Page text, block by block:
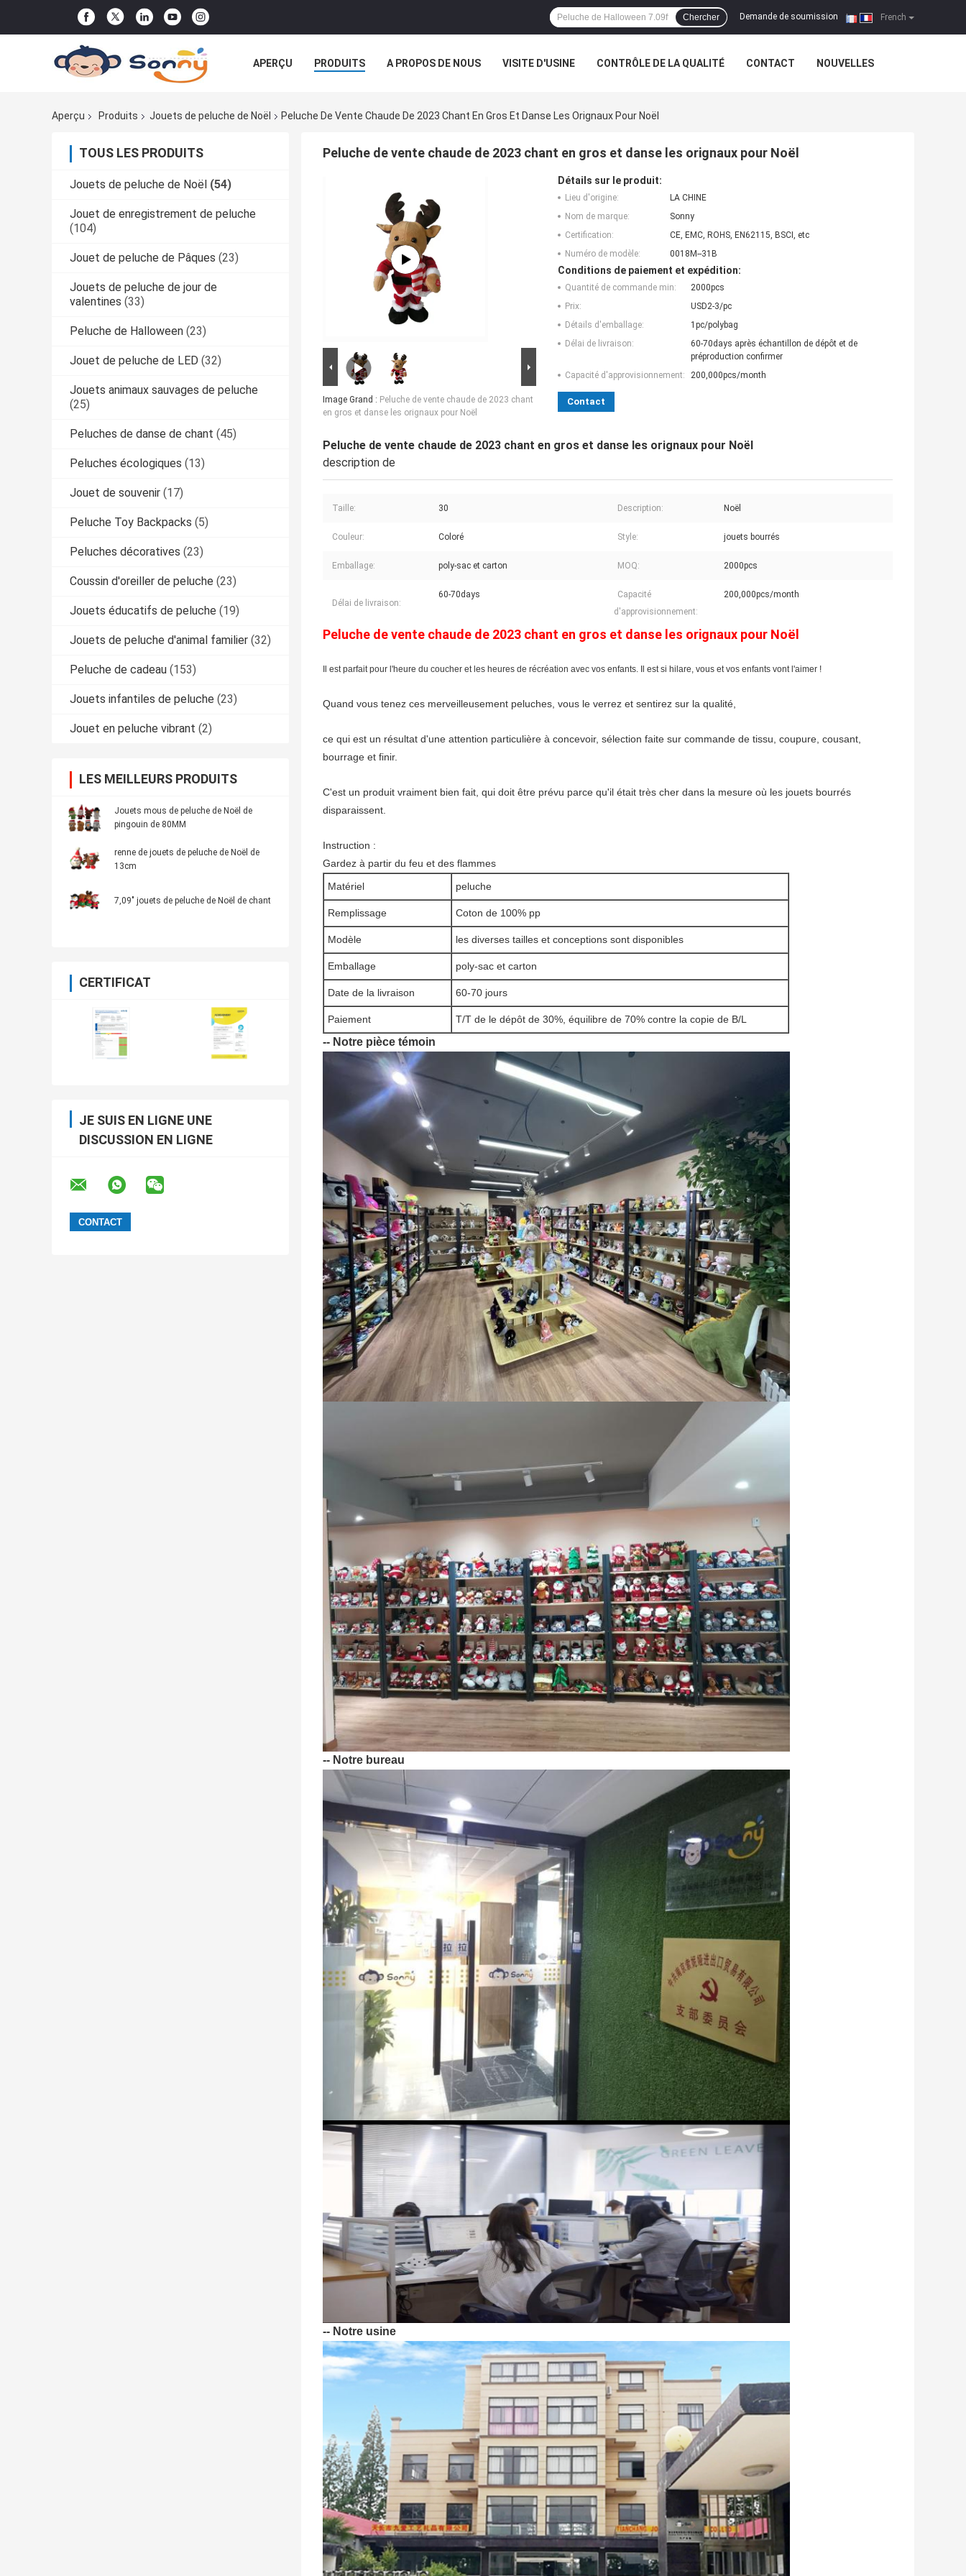
French
Demande de soumission |
Chercher
APERÇU PRODUITS A PROPOS DE NOUS VISITE D'USINE CONTRÔLE DE LA QUALITÉ CONTACT NOUVELLES
Aperçu
Produits Jouets de peluche de Noël Peluche De Vente Chaude De 2023 Chant En Gros Et Danse Les Orignaux Pour Noël
TOUS LES PRODUITS
Jouets de peluche de Noël (54)
Jouet de enregistrement de peluche
(104)
Jouet de peluche de Pâques (23)
Jouets de peluche de jour de
valentines (33)
Peluche de Halloween (23)
Jouet de peluche de LED (32)
Jouets animaux sauvages de peluche
(25)
Peluches de danse de chant (45)
Peluches écologiques (13)
Jouet de souvenir (17)
Peluche Toy Backpacks (5)
Peluches décoratives (23)
Coussin d'oreiller de peluche (23)
Jouets éducatifs de peluche (19)
Jouets de peluche d'animal familier (32)
Peluche de cadeau (153)
Jouets infantiles de peluche (23)
Jouet en peluche vibrant (2)
LES MEILLEURS PRODUITS
Jouets mous de peluche de Noël de
pingouin de 80MM
renne de jouets de peluche de Noël de
13cm
7,09" jouets de peluche de Noël de chant
CERTIFICAT
JE SUIS EN LIGNE UNE
DISCUSSION EN LIGNE
Peluche de vente chaude de 2023 chant en gros et danse les orignaux pour Noël
Image Grand : Peluche de vente chaude de 2023 chant
en gros et danse les orignaux pour Noël
Détails sur le produit:
Lieu d'origine:
LA CHINE
Nom de marque:
Sonny
Certification:
CE, EMC, ROHS, EN62115, BSCI, etc
Numéro de modèle:
0018M--31B
Conditions de paiement et expédition:
Quantité de commande min:
2000pcs
Prix:
USD2-3/pc
Détails d'emballage:
1pc/polybag
Délai de livraison:
60-70days après échantillon de dépôt et de
préproduction confirmer
Capacité d'approvisionnement:
200,000pcs/month
Contact
Peluche de vente chaude de 2023 chant en gros et danse les orignaux pour Noël
description de
Taille: 30 Description: Noël
Couleur: Coloré Style: jouets bourrés
Emballage: poly-sac et carton MOQ: 2000pcs
Délai de livraison:
60-70days
Capacité
d'approvisionnement:
200,000pcs/month
Peluche de vente chaude de 2023 chant en gros et danse les orignaux pour Noël
Il est parfait pour l'heure du coucher et les heures de récréation avec vos enfants. Il est si hilare, vous et vos enfants vont l'aimer !
Quand vous tenez ces merveilleusement peluches, vous le verrez et sentirez sur la qualité,
ce qui est un résultat d'une attention particulière à concevoir, sélection faite sur commande de tissu, coupure, cousant,
bourrage et finir.
C'est un produit vraiment bien fait, qui doit être prévu parce qu'il était très cher dans la mesure où les jouets bourrés
disparaissent.
Instruction :
Gardez à partir du feu et des flammes
Matériel
peluche
Remplissage Coton de 100% pp
Modèle les diverses tailles et conceptions sont disponibles
Emballage poly-sac et carton
Date de la livraison 60-70 jours
Paiement T/T de le dépôt de 30%, équilibre de 70% contre la copie de B/L
-- Notre pièce témoin
-- Notre bureau
-- Notre usine